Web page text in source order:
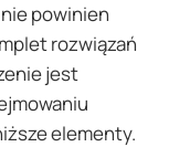
nie powinien
rozwiązań
jest
elementy.